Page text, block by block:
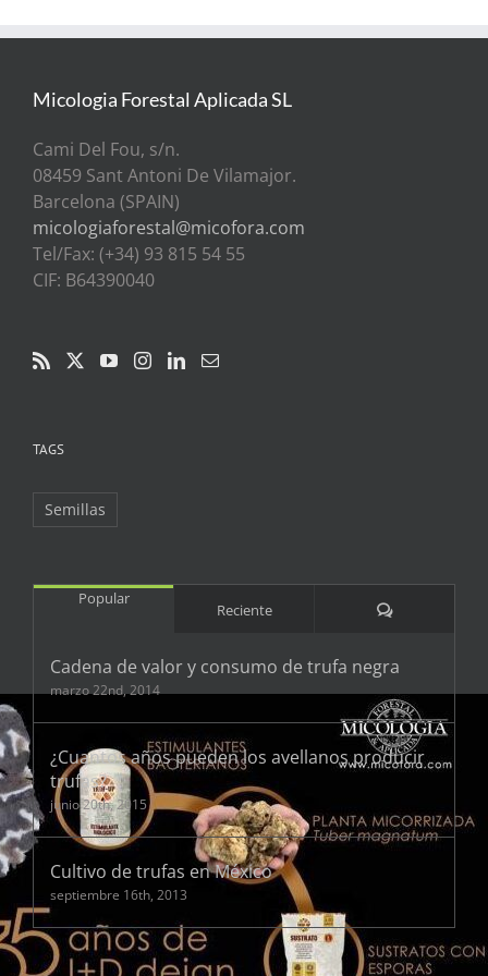
Micologia Forestal Aplicada SL
Cami Del Fou, s/n.
08459 Sant Antoni De Vilamajor.
Barcelona (SPAIN)
micologiaforestal@micofora.com
Tel/Fax: (+34) 93 815 54 55
CIF: B64390040
TAGS
Semillas
Popular
Reciente Comentarios
Cadena de valor y consumo de trufa negra
marzo 22nd, 2014
¿Cuantos años pueden los avellanos producir
trufas?
junio 20th, 2015
Cultivo de trufas en México
septiembre 16th, 2013